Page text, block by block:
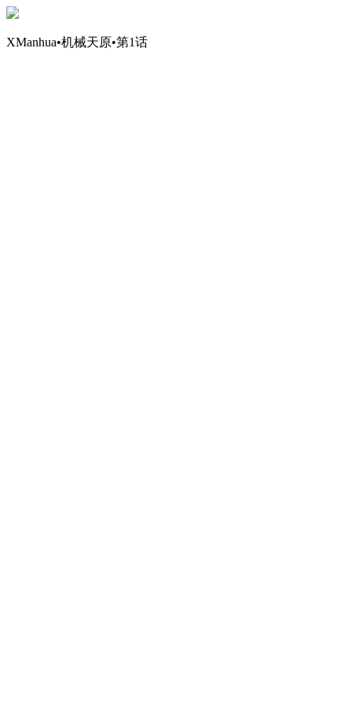
XManhua•机械天原•第1话